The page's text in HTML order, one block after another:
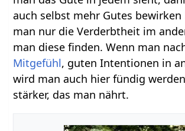
auch selbst mehr Gutes bewirken
man nur die Verderbtheit im
man diese finden. Wenn man
Mitgefühl, guten Intentionen in
wird man auch hier fündig
stärker, das man nährt.